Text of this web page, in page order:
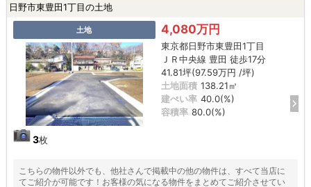
日野市東豊田1丁目の土地
土地
3枚
4,080万円
東京都日野市東豊田1丁目
ＪＲ中央線 豊田 徒歩17分
41.81坪(97.59万円 /坪)
土地面積 138.21㎡
建ぺい率 40.0(%)
容積率 80.0(%)
こちらの物件以外でも、他社さんで掲載中の他の物件は、すべて当店に
てご紹介が可能です！お客様の気になる物件をまとめてご紹介させてい